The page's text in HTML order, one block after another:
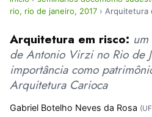
rio, rio de janeiro, 2017 › Arquitetura
Arquitetura em risco:
de Antonio Virzi no Rio de
importância como
Arquitetura Carioca
Gabriel Botelho Neves da Rosa